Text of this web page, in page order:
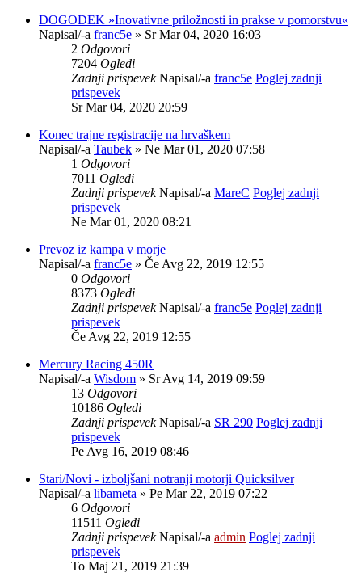
DOGODEK »Inovativne priložnosti in prakse v pomorstvu«
Napisal/-a franc5e » Sr Mar 04, 2020 16:03
2 Odgovori
7204 Ogledi
Zadnji prispevekNapisal/-a franc5e Poglej zadnji
prispevek
Sr Mar 04, 2020 20:59
Konec trajne registracije na hrvaškem
Napisal/-a Taubek » Ne Mar 01, 2020 07:58
1 Odgovori
7011 Ogledi
Zadnji prispevekNapisal/-a MareC Poglej zadnji
prispevek
Ne Mar 01, 2020 08:21
Prevoz iz kampa v morje
Napisal/-a franc5e » Če Avg 22, 2019 12:55
0 Odgovori
8373 Ogledi
Zadnji prispevekNapisal/-a franc5e Poglej zadnji
prispevek
Če Avg 22, 2019 12:55
Mercury Racing 450R
Napisal/-a Wisdom » Sr Avg 14, 2019 09:59
13 Odgovori
10186 Ogledi
Zadnji prispevekNapisal/-a SR 290 Poglej zadnji
prispevek
Pe Avg 16, 2019 08:46
Stari/Novi - izboljšani notranji motorji Quicksilver
Napisal/-a libameta » Pe Mar 22, 2019 07:22
6 Odgovori
11511 Ogledi
Zadnji prispevekNapisal/-a admin Poglej zadnji
prispevek
To Maj 21, 2019 21:39